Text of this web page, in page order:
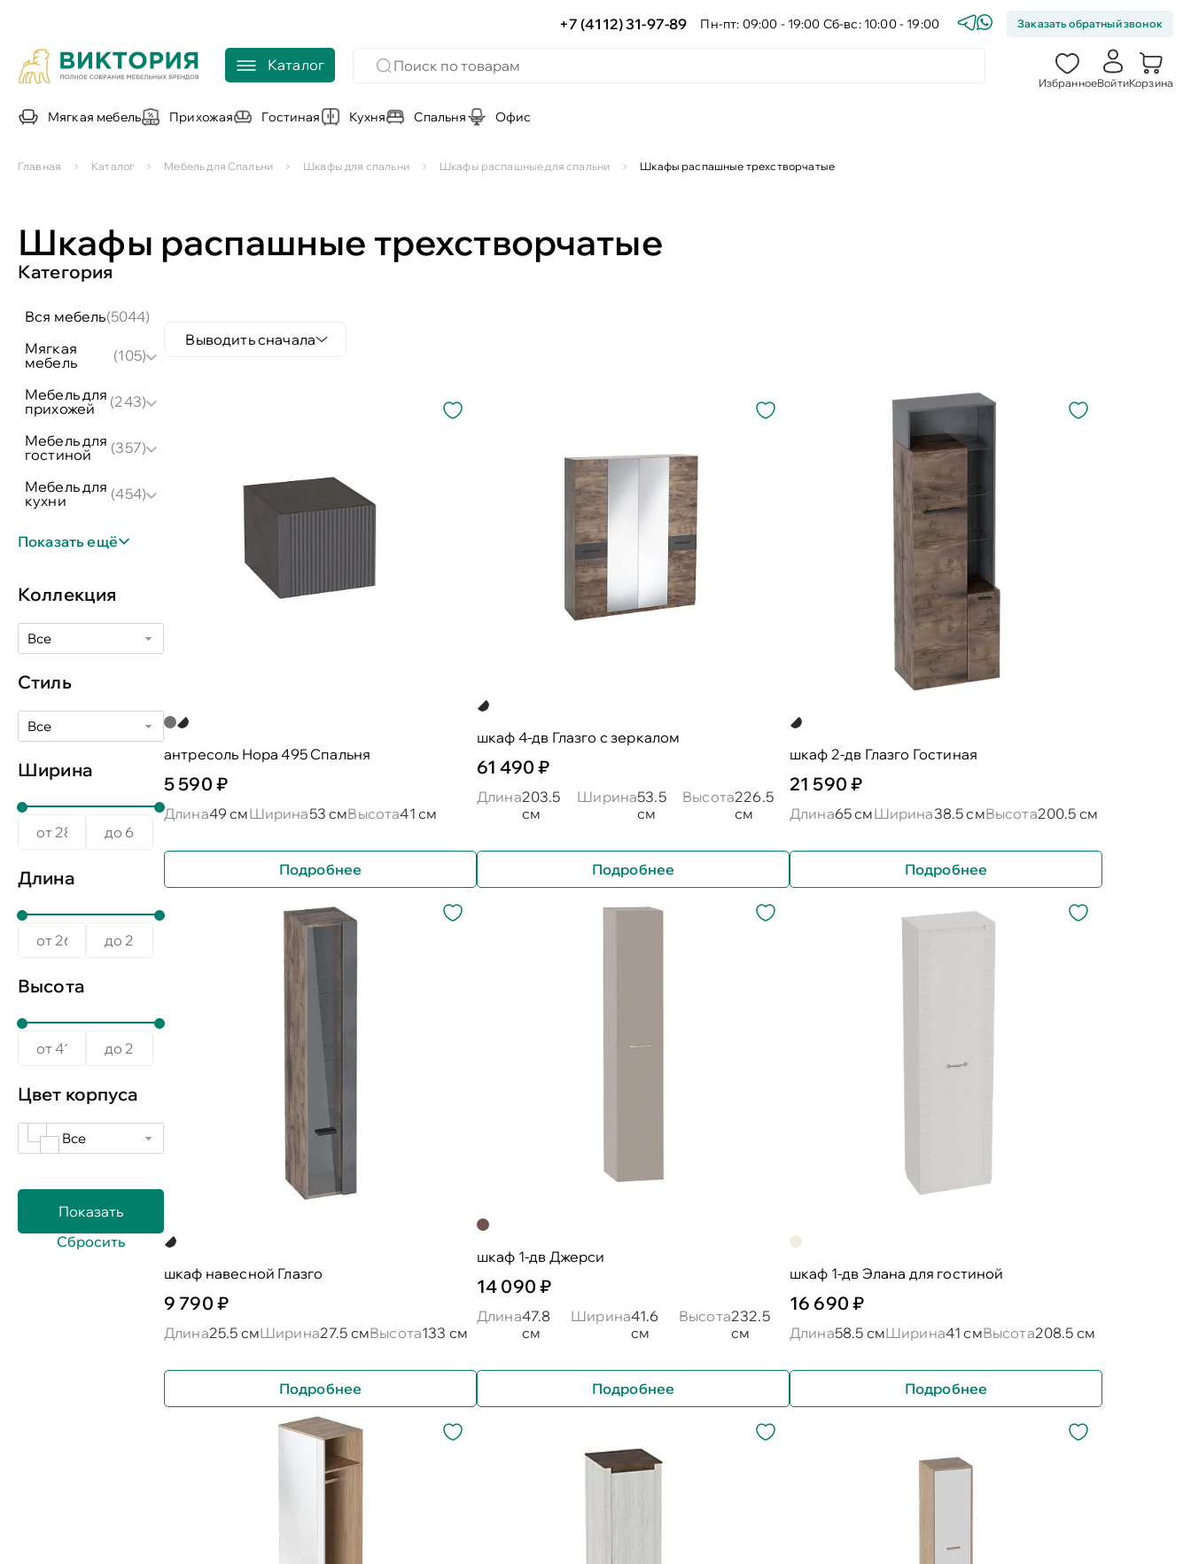
+7 (4112) 31-97-89 Пн-пт: 09:00 - 19:00 Сб-вс: 10:00 - 19:00 Заказать обратный звонок
Каталог
ИзбранноеВойтиКорзина
Мягкая мебель Прихожая Гостиная Кухня Спальня Офис
Главная Каталог Мебель для Спальни Шкафы для спальни Шкафы распашные для спальни Шкафы распашные трехстворчатые
Шкафы распашные трехстворчатые
Категория
вся мебель(5044)
мягкая
мебель
(105)
мебель для
прихожей
(243)
мебель для
гостиной
(357)
мебель для
кухни
(454)
Показать ещё
Коллекция
Все
Стиль
Все
Ширина
Длина
Высота
Цвет корпуса
Все
Выводить сначала
антресоль Нора 495 Спальня
5 590 ₽
Длина49 смШирина53 смВысота41 см
Подробнее
шкаф 4-дв Глазго с зеркалом
61 490 ₽
Длина203.5
см
Ширина53.5
см
Высота226.5
см
Подробнее
шкаф 2-дв Глазго Гостиная
21 590 ₽
Длина65 смШирина38.5 смВысота200.5 см
Подробнее
шкаф навесной Глазго
9 790 ₽
Длина25.5 смШирина27.5 смВысота133 см
Подробнее
шкаф 1-дв Джерси
14 090 ₽
Длина47.8
см
Ширина41.6
см
Высота232.5
см
Подробнее
шкаф 1-дв Элана для гостиной
16 690 ₽
Длина58.5 смШирина41 смВысота208.5 см
Подробнее